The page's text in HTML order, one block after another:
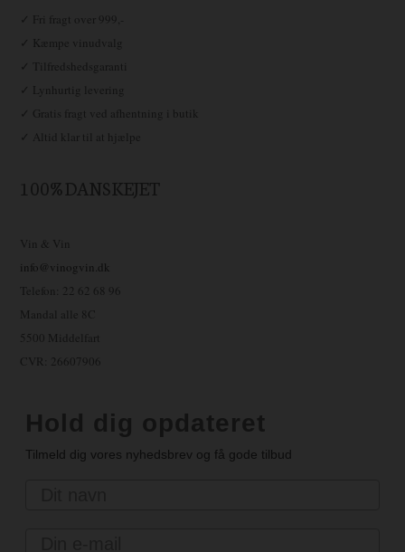
✓ Fri fragt over 999,-
✓ Kæmpe vinudvalg
✓ Tilfredshedsgaranti
✓ Lynhurtig levering
✓ Gratis fragt ved afhentning i butik
✓ Altid klar til at hjælpe
100% DANSKEJET
Vin & Vin
info@vinogvin.dk
Telefon: 22 62 68 96
Mandal alle 8C
5500 Middelfart
CVR: 26607906
Tilmeld dig vores nyhedsbrev og få gode tilbud